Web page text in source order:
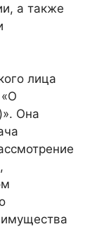
а также
лица
Она